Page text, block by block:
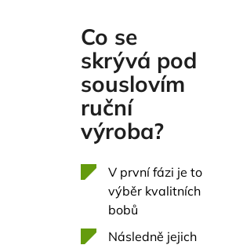
Co se
skrývá pod
souslovím
ruční
výroba?
V první fázi je to
výběr kvalitních
bobů
Následně jejich